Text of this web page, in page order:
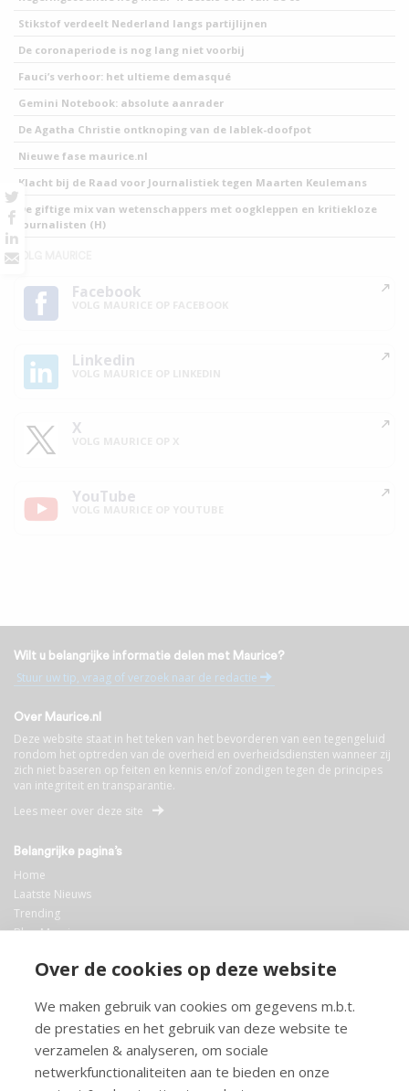
Over de cookies op deze website
We maken gebruik van cookies om gegevens m.b.t.
de prestaties en het gebruik van deze website te
verzamelen & analyseren, om sociale
netwerkfunctionaliteiten aan te bieden en onze
Stikstof verdeelt Nederland langs partijlijnen
De coronaperiode is nog lang niet voorbij
Fauci’s verhoor: het ultieme demasqué
Gemini Notebook: absolute aanrader
De Agatha Christie ontknoping van de lablek-doofpot
Nieuwe fase maurice.nl
Klacht bij de Raad voor Journalistiek tegen Maarten Keulemans
De giftige mix van wetenschappers met oogkleppen en kritiekloze
journalisten (H)
VOLG MAURICE
Facebook
Linkedin
X
YouTube
Wilt u belangrijke informatie delen met Maurice?
Stuur uw tip, vraag of verzoek naar de redactie
Over Maurice.nl
Deze website staat in het teken van het bevorderen van een tegengeluid
rondom het optreden van de overheid en overheidsdiensten wanneer zij
zich niet baseren op feiten en kennis en/of zondigen tegen de principes
van integriteit en transparantie.
Lees meer over deze site
Belangrijke pagina’s
Home
Laatste Nieuws
Trending
Blog Maurice
Bibliotheek
Info en service
FAQ
Doneren
Privacy